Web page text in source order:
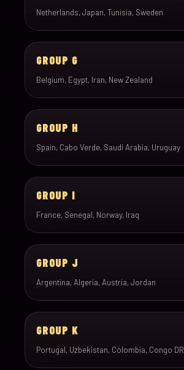
Netherlands, Japan, Tunisia, Sweden
GROUP G
Belgium, Egypt, Iran, New Zealand
GROUP H
Spain, Cabo Verde, Saudi Arabia, Uruguay
GROUP I
France, Senegal, Norway, Iraq
GROUP J
Argentina, Algeria, Austria, Jordan
GROUP K
Portugal, Uzbekistan, Colombia, Congo DR